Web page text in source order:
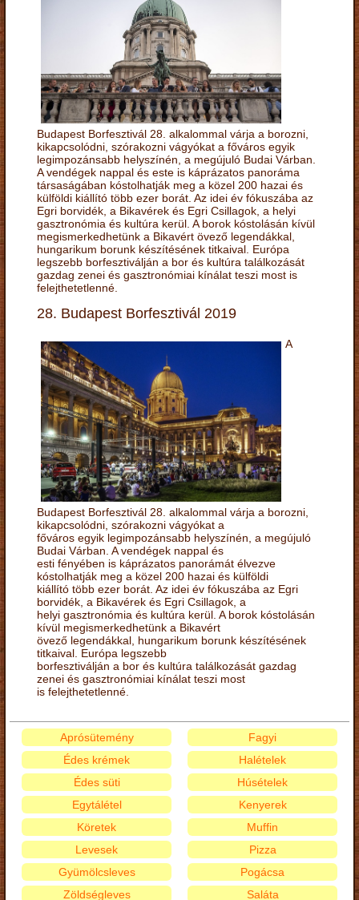
Budapest Borfesztivál 28. alkalommal várja a borozni,
kikapcsolódni, szórakozni vágyókat a főváros egyik
legimpozánsabb helyszínén, a megújuló Budai Várban.
A vendégek nappal és este is káprázatos panoráma
társaságában kóstolhatják meg a közel 200 hazai és
külföldi kiállító több ezer borát. Az idei év fókuszába az
Egri borvidék, a Bikavérek és Egri Csillagok, a helyi
gasztronómia és kultúra kerül. A borok kóstolásán kívül
megismerkedhetünk a Bikavért övező legendákkal,
hungarikum borunk készítésének titkaival. Európa
legszebb borfesztiválján a bor és kultúra találkozását
gazdag zenei és gasztronómiai kínálat teszi most is
felejthetetlenné.
28. Budapest Borfesztivál 2019
A
Budapest Borfesztivál 28. alkalommal várja a borozni,
kikapcsolódni, szórakozni vágyókat a
főváros egyik legimpozánsabb helyszínén, a megújuló
Budai Várban. A vendégek nappal és
esti fényében is káprázatos panorámát élvezve
kóstolhatják meg a közel 200 hazai és külföldi
kiállító több ezer borát. Az idei év fókuszába az Egri
borvidék, a Bikavérek és Egri Csillagok, a
helyi gasztronómia és kultúra kerül. A borok kóstolásán
kívül megismerkedhetünk a Bikavért
övező legendákkal, hungarikum borunk készítésének
titkaival. Európa legszebb
borfesztiválján a bor és kultúra találkozását gazdag
zenei és gasztronómiai kínálat teszi most
is felejthetetlenné.
Aprósütemény
Édes krémek
Édes süti
Egytálétel
Fagyi
Halételek
Húsételek
Kenyerek
Köretek
Levesek
Gyümölcsleves
Zöldségleves
Muffin
Pizza
Pogácsa
Saláta